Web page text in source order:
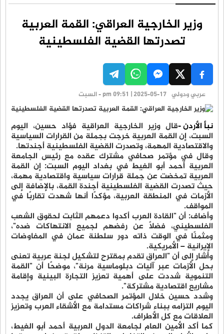
وزير الخارجية العراقي: القمة العربية
تصدرتها القضية الفلسطينية
عربي ودولي pm 09:51 | 2025-05-17 - السبت
نبأ الأردن -قال وزير الخارجية العراقية فؤاد حسين، اليوم
السبت، إن القمة العربية خرجت بجملة من القرارات السياسية
والاقتصادية المهمة، وتصدرت القضية الفلسطينية أجندتها.
وقال في مؤتمر صحافي مشترك عقده مع رئيس الجامعة
العربية أحمد أبو الغيط في بغداد اليوم السبت: إن القمة
العربية تمخضت عن جملة قرارات سياسية واقتصادية مهمة،
حيث تصدرت القضية الفلسطينية أجندة القمة، بالإضافة إلى
الأزمات في المنطقة العربية، مؤكدًا أنها شهدت تقاربًا في
المواقف.
وأضاف: أن "القادة العرب أكدوا دعمهم الثابت لحقوق الشعب
الفلسطيني، فضلاً عن رفضهم لجميع الانتهاكات ضده"،
ومثمنًا في الوقت ذاته دور سلطنة عمان في المفاوضات
الإيرانية – الأمريكية.
وأشار إلى أن "العراق تقدم بمقترح لتشكيل لجنة عربية تعنى
بحل الأزمات عبر آليات دبلوماسية مرنة"، موضحًا أن "القمة
التنموية شددت على أهمية تعزيز التجارة البينية وإقامة
مشاريع اقتصادية مشتركة".
وشدد حسين خلال المؤتمر الصحافي على أن العراق يجدد
اليوم التزامه ببناء شراكات مستدامة مع الأشقاء العرب وتعزيز
العلاقات مع كل الأطراف.
كما أكد الأمين العام لجامعة الدول العربية أحمد أبو الغيط،